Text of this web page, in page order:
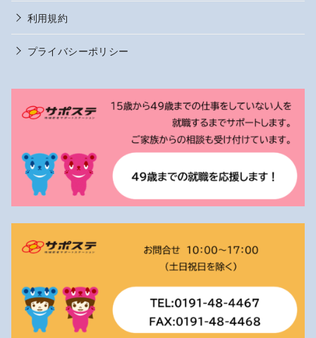
利用規約
プライバシーポリシー